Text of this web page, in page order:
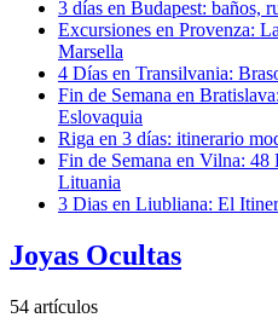
3 días en Budapest: baños,
Excursiones en Provenza:
Marsella
4 Días en Transilvania:
Fin de Semana en
Eslovaquia
Riga en 3 días: itinerario
Fin de Semana en Vilna: 48
Lituania
3 Dias en Liubliana: El
Joyas Ocultas
54 artículos